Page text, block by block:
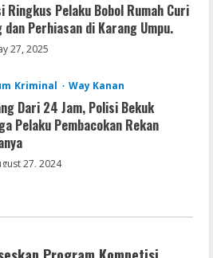
R2024b Crack exe [Full] x64
Workstation Portable +
Final
Ringkus Pelaku Bobol Rumah Curi
dan Perhiasan di Karang Umpu.
27, 2025
Kriminal Way Kanan
Dari 24 Jam, Polisi Bekuk
Pelaku Pembacokan Rekan
27, 2024